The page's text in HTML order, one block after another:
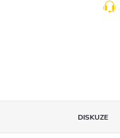
DISKUZE